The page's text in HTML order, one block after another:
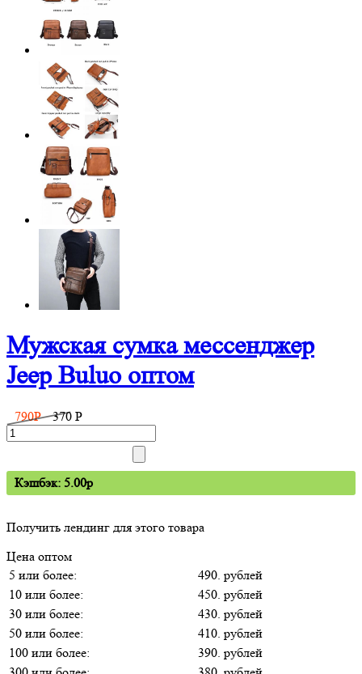
Мужская сумка мессенджер
Jeep Buluo оптом
790P 370 P
Кэшбэк: 5.00p
Получить лендинг для этого товара
Цена оптом
5 или более:
490. рублей
10 или более:
450. рублей
30 или более:
430. рублей
50 или более:
410. рублей
100 или более:
390. рублей